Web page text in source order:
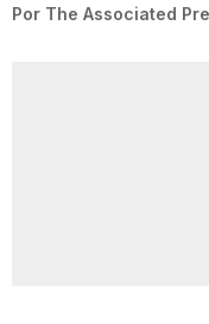
Por The Associated